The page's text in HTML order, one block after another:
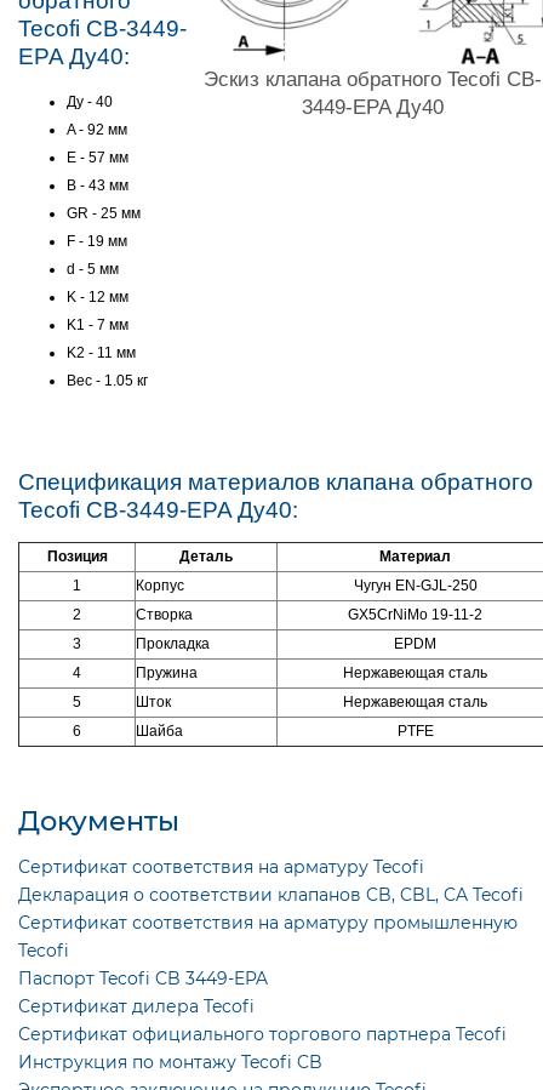
Tecofi CB-3449-
EPA Ду40:
Ду - 40
A - 92 мм
E - 57 мм
B - 43 мм
GR - 25 мм
F - 19 мм
d - 5 мм
K - 12 мм
K1 - 7 мм
K2 - 11 мм
Вес - 1.05 кг
Эскиз клапана обратного Tecofi CB-
3449-EPA Ду40
Спецификация материалов клапана обратного
Tecofi CB-3449-EPA Ду40:
Позиция Деталь
Материал
1
Корпус
Чугун EN-GJL-250
2
Створка
GX5CrNiMo 19-11-2
3
Прокладка
EPDM
4
Пружина
Нержавеющая сталь
5
Шток
Нержавеющая сталь
6
Шайба PTFE
Документы
Сертификат соответствия на арматуру Tecofi
Декларация о соответствии клапанов CB, CBL, CA Tecofi
Сертификат соответствия на арматуру промышленную
Tecofi
Паспорт Tecofi CB 3449-EPA
Сертификат дилера Tecofi
Сертификат официального торгового партнера Tecofi
Инструкция по монтажу Tecofi CB